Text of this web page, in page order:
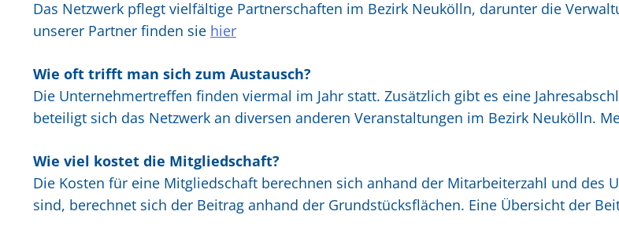
Das Netzwerk pflegt vielfältige Partnerschaften im Bezirk Neukölln, darunter die
unserer Partner finden sie hier
Wie oft trifft man sich zum Austausch?
Die Unternehmertreffen finden viermal im Jahr statt. Zusätzlich gibt es eine
beteiligt sich das Netzwerk an diversen anderen Veranstaltungen im Bezirk Neukölln.
Wie viel kostet die Mitgliedschaft?
Die Kosten für eine Mitgliedschaft berechnen sich anhand der Mitarbeiterzahl und des
sind, berechnet sich der Beitrag anhand der Grundstücksflächen. Eine Übersicht der